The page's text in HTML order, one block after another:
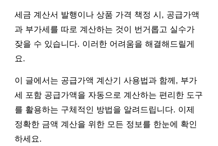
세금 계산서 발행이나 상품 가격 책정 시, 공급가액
과 부가세를 따로 계산하는 것이 번거롭고 실수가
잦을 수 있습니다. 이러한 어려움을 해결해드릴게
요.
이 글에서는 공급가액 계산기 사용법과 함께, 부가
세 포함 공급가액을 자동으로 계산하는 편리한 도구
를 활용하는 구체적인 방법을 알려드립니다. 이제
정확한 금액 계산을 위한 모든 정보를 한눈에 확인
하세요.